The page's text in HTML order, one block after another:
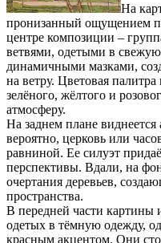
На
пронизанный ощущением
центре композиции –
ветвями, одетыми в
динамичными мазками,
на ветру. Цветовая
зелёного, жёлтого и
атмосферу.
На заднем плане виднеется
вероятно, церковь или
равниной. Ее силуэт
перспективы. Вдали, на
очертания деревьев,
пространства.
В передней части
одетых в тёмную одежду,
красным акцентом. Они